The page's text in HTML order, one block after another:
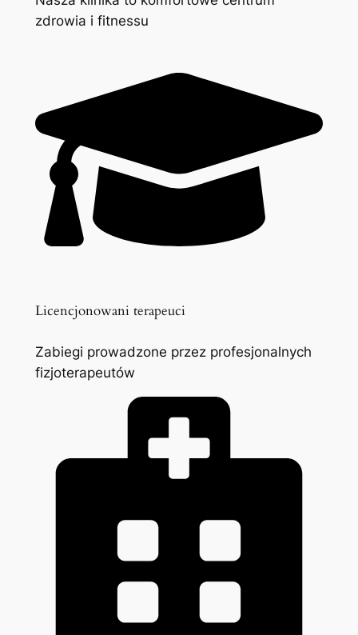
zdrowia i fitnessu
Licencjonowani terapeuci
Zabiegi prowadzone przez profesjonalnych
fizjoterapeutów